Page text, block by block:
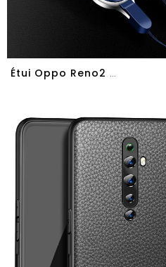
Étui Oppo Reno2 Z Tendance Fluide Doux Délavé En Daim Silicone Protection Coque Tout Compris Bleu